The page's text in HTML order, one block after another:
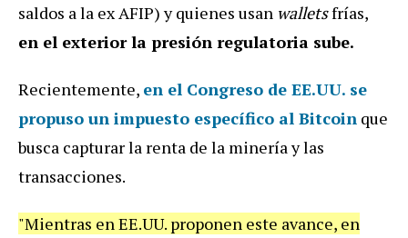
saldos a la ex AFIP) y quienes usan walletsfrías,
en el exterior la presión regulatoria sube.
Recientemente, en el Congreso de EE.UU. se
propuso un impuesto específico al Bitcoin que
busca capturar la renta de la minería y las
transacciones.
"Mientras en EE.UU. proponen este avance, en